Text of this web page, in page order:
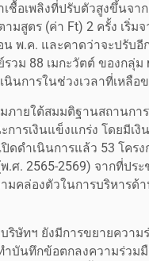
ชื้อเพลิงที่ปรับตัวสูงขึ้นจ
มสูตร (ค่า Ft) 2 ครั้ง เริ่ม
พ.ค. และคาดว่าจะปรับอี
ม 88 เมกะวัตต์ ของกลุ่ม
นการในช่วงเวลาที่เหลือ
ภายใต้สมมติฐานสถานกา
ะการเงินแข็งแกร่ง โดยมี
ปิดดำเนินการแล้ว 53 โค
พ.ศ. 2565-2569) จากที่ป
มคล่องตัวในการบริหารด้
ริษัทฯ ยังมีการขยายควา
บันทึกข้อตกลงความร่วม